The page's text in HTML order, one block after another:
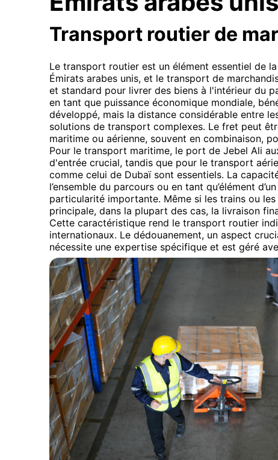
Transport routier de
Le transport routier est un élément essentiel de
Émirats arabes unis, et le transport de
et standard pour livrer des biens à l'intérieur du
en tant que puissance économique mondiale,
développé, mais la distance considérable entre
solutions de transport complexes. Le fret peut
maritime ou aérienne, souvent en combinaison,
Pour le transport maritime, le port de Jebel Ali
d'entrée crucial, tandis que pour le transport
comme celui de Dubaï sont essentiels. La
l’ensemble du parcours ou en tant qu’élément
particularité importante. Même si les trains ou
principale, dans la plupart des cas, la livraison
Cette caractéristique rend le transport routier
internationaux. Le dédouanement, un aspect
nécessite une expertise spécifique et est géré